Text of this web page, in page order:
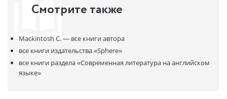
Смотрите также
Mackintosh C. — все книги автора
все книги издательства«Sphere»
все книги раздела«Современная литература на английском
языке»